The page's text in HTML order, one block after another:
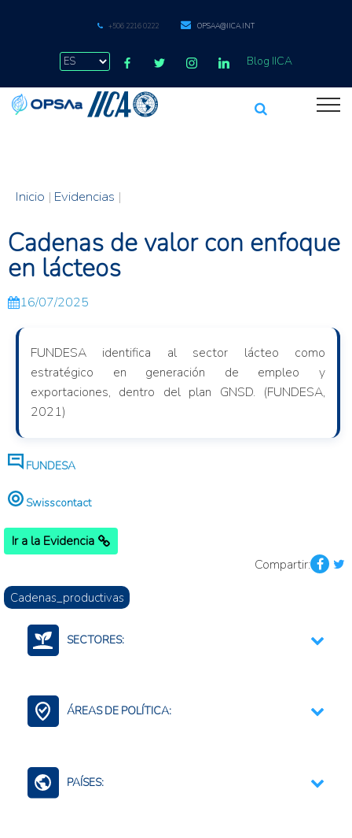
+506 2216 0222 OPSAA@IICA.INT
Blog IICA
Inicio | Evidencias |
Cadenas de valor con enfoque
en lácteos
16/07/2025
FUNDESA identifica al sector lácteo como
estratégico en generación de empleo y
exportaciones, dentro del plan GNSD. (FUNDESA,
2021)
FUNDESA
Swisscontact
Ir a la Evidencia
Compartir:
Cadenas_productivas
SECTORES:
Economia, total de bienes
Cadena de Lácteos
ÁREAS DE POLÍTICA:
PAÍSES: